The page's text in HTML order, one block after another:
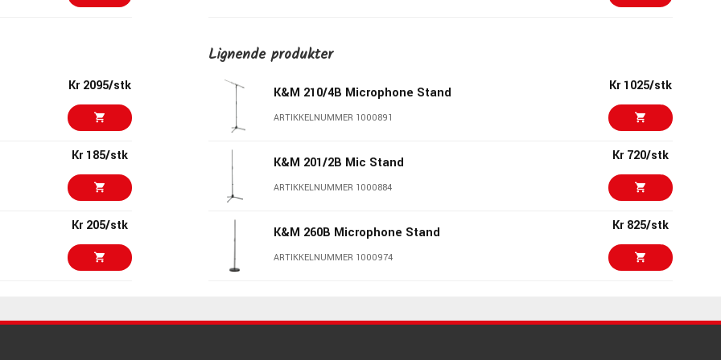
Kr 795/stk
Kr 715/stk
Kr 910/stk
Kr 155/stk
Kr 2731/stk
K&M 23250 Table microphone
stand
Kr 495/stk
sE Electronics DM2
Kr 2095/stk
Kr 185/stk
Kr 205/stk
Lignende produkter
K&M 210/4B Microphone Stand
ARTIKKELNUMMER 1000891
Kr 1025/stk
K&M 201/2B Mic Stand
ARTIKKELNUMMER 1000884
Kr 720/stk
K&M 260B Microphone Stand
ARTIKKELNUMMER 1000974
Kr 825/stk
ARTIKKELNUMMER 1059847